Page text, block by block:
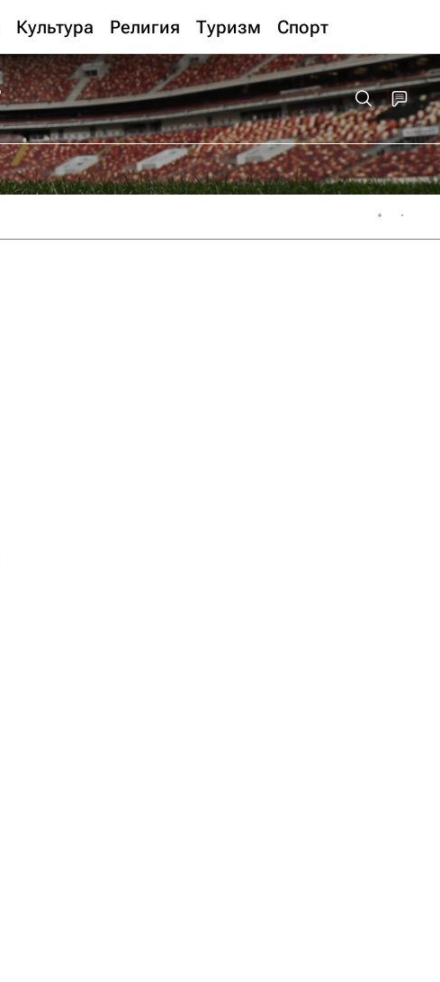
Культура Религия Туризм Спорт